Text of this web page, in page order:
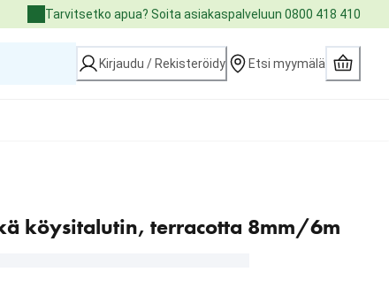
Tarvitsetko apua? Soita asiakaspalveluun 0800 418 410
Kirjaudu / Rekisteröidy Etsi myymälä
köysitalutin, terracotta 8mm/6m